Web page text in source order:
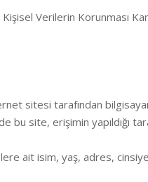
Verilerin Korunması
sitesi tarafından
bu site, erişimin yapıldığı
ait isim, yaş, adres,